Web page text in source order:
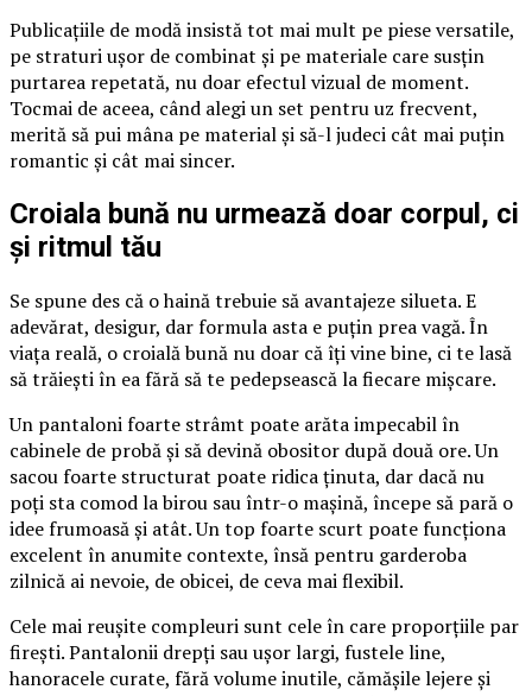
Publicațiile de modă insistă tot mai mult pe piese versatile,
pe straturi ușor de combinat și pe materiale care susțin
purtarea repetată, nu doar efectul vizual de moment.
Tocmai de aceea, când alegi un set pentru uz frecvent,
merită să pui mâna pe material și să-l judeci cât mai puțin
romantic și cât mai sincer.
Croiala bună nu urmează doar corpul, ci
și ritmul tău
Se spune des că o haină trebuie să avantajeze silueta. E
adevărat, desigur, dar formula asta e puțin prea vagă. În
viața reală, o croială bună nu doar că îți vine bine, ci te lasă
să trăiești în ea fără să te pedepsească la fiecare mișcare.
Un pantaloni foarte strâmt poate arăta impecabil în
cabinele de probă și să devină obositor după două ore. Un
sacou foarte structurat poate ridica ținuta, dar dacă nu
poți sta comod la birou sau într-o mașină, începe să pară o
idee frumoasă și atât. Un top foarte scurt poate funcționa
excelent în anumite contexte, însă pentru garderoba
zilnică ai nevoie, de obicei, de ceva mai flexibil.
Cele mai reușite compleuri sunt cele în care proporțiile par
firești. Pantalonii drepți sau ușor largi, fustele line,
hanoracele curate, fără volume inutile, cămășile lejere și